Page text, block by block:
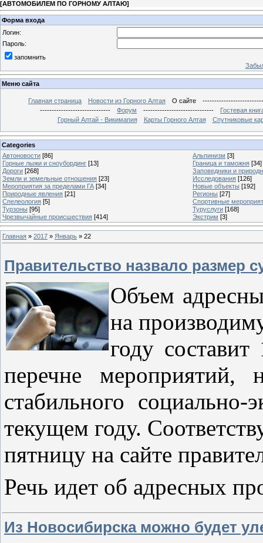
[АВТОМОБИЛЕМ ПО ГОРНОМУ АЛТАЮ]
Форма входа
Логин:
Пароль:
запомнить
Меню сайта
Главная страница Новости из Горного Алтая О сайте
------------------------------
Форум ------------------------------
Гостевая
Горный Алтай - Викимапия
Карты Горного Алтая Спутниковые
Categories
Автоновости [86] Альпинизм [3]
Горные лыжи и сноубординг [13] Граница и таможня [34]
Дороги [268]
Заповедники и
Земли и земельные отношения [23] Исследования [126]
Мероприятия за пределами ГА [34] Новые объекты [192]
Природные явления [21] Регионы [27]
Спелеология [5]
Спортивные
Турзоны [95] Туруслуги [168]
Чрезвычайные происшествия [414] Экстрим [3]
Главная » 2017 » Январь » 22
Правительство назвало размер
Объем
на
году
перечне мероприятий,
стабильного
текущем году.
пятницу на сайте
Речь идет об адресных
Из Новосибирска можно будет